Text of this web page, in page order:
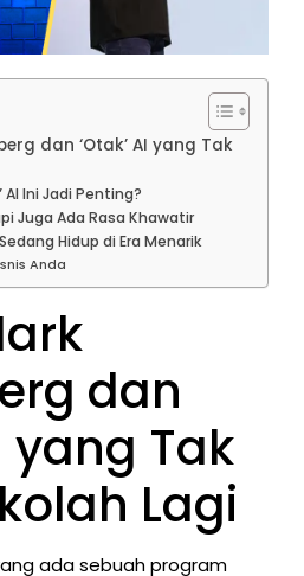
dan ‘Otak’ AI yang Tak
AI Ini Jadi Penting?
Juga Ada Rasa Khawatir
Hidup di Era Menarik
Anda
dan
yang Tak
Lagi
ada sebuah program